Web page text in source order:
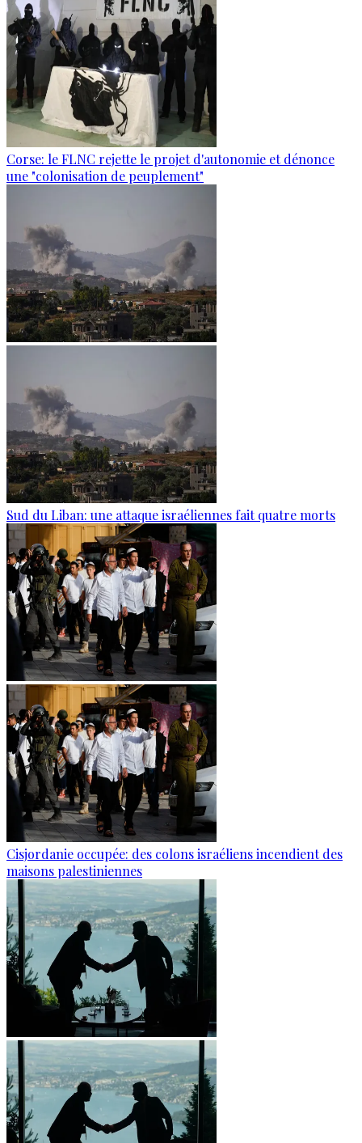
Corse: le FLNC rejette le projet d'autonomie et dénonce
une "colonisation de peuplement"
Sud du Liban: une attaque israéliennes fait quatre morts
Cisjordanie occupée: des colons israéliens incendient des
maisons palestiniennes